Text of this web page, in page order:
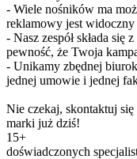
- Wiele nośników ma
reklamowy jest widoczny
- Nasz zespół składa się
pewność, że Twoja
- Unikamy zbędnej
jednej umowie i jednej
Nie czekaj, skontaktuj
marki już dziś!
15+
doświadczonych